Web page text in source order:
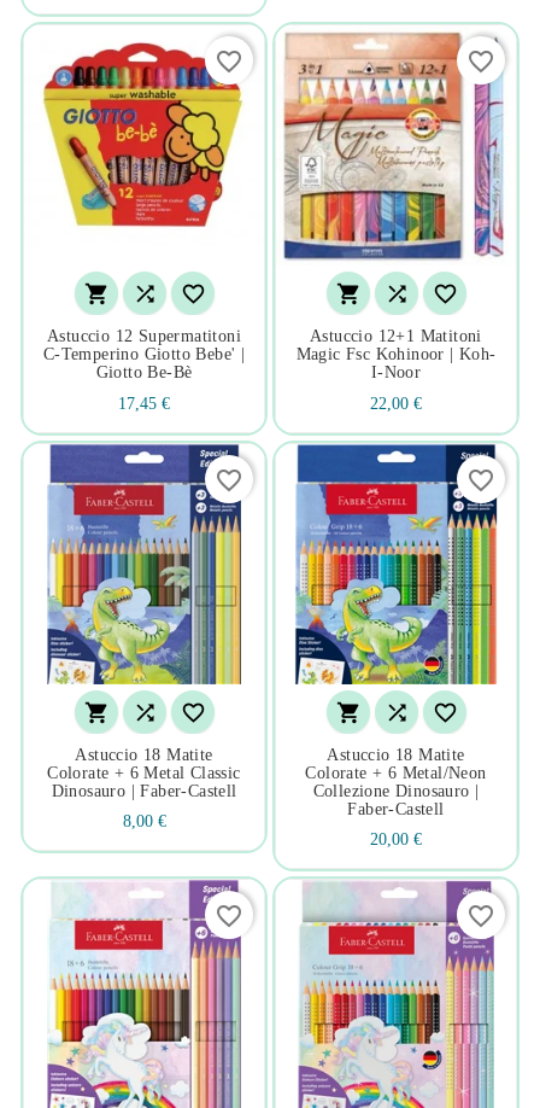
  
Astuccio 12 Supermatitoni
C-Temperino Giotto Bebe' |
Giotto Be-Bè
17,45 €
favorite_border
  
Astuccio 12+1 Matitoni
Magic Fsc Kohinoor | Koh-
I-Noor
22,00 €
favorite_border
  
Astuccio 18 Matite
Colorate + 6 Metal Classic
Dinosauro | Faber-Castell
8,00 €
favorite_border
  
Astuccio 18 Matite
Colorate + 6 Metal/neon
Collezione Dinosauro |
Faber-Castell
20,00 €
favorite_border
favorite_border favorite_border